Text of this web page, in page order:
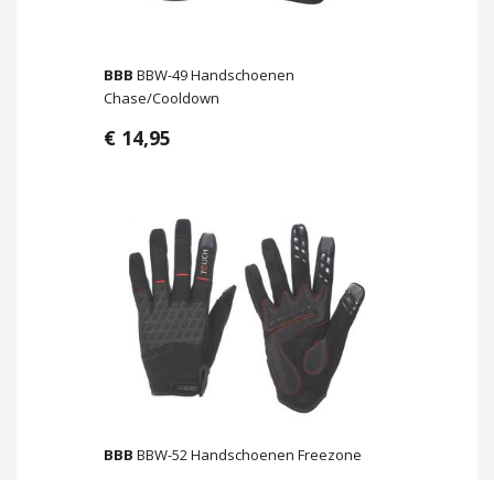
BBB BBW-49 Handschoenen
Chase/Cooldown
€ 14,95
BBB BBW-52 Handschoenen Freezone